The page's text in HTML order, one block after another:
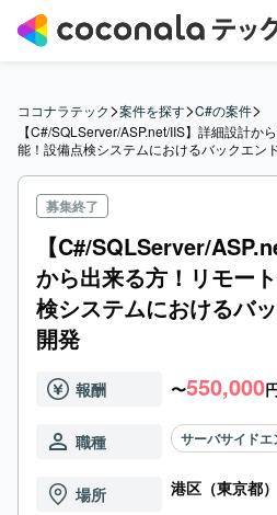
ココナラテック>案件を探す>C#の案件>
【C#/SQLServer/ASP.net/IIS】詳細設計か
能！設備点検システムにおけるバックエン
募集終了
【C#/SQLServer/
から出来る方！リモー
検システムにおけるバ
開発
報酬 〜550,000
職種 サーバサイドエ
場所 港区（東京都）